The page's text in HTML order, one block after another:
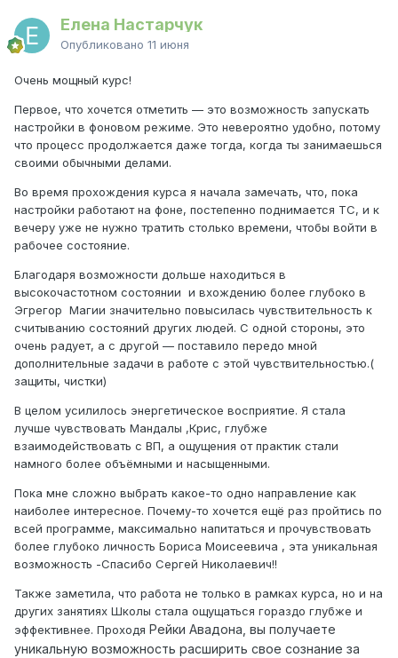
Елена Настарчук
Опубликовано 11 июня
Очень мощный курс!
Первое, что хочется отметить — это возможность запускать
настройки в фоновом режиме. Это невероятно удобно, потому
что процесс продолжается даже тогда, когда ты занимаешься
своими обычными делами.
Во время прохождения курса я начала замечать, что, пока
настройки работают на фоне, постепенно поднимается ТС, и к
вечеру уже не нужно тратить столько времени, чтобы войти в
рабочее состояние.
Благодаря возможности дольше находиться в
высокочастотном состоянии и вхождению более глубоко в
Эгрегор Магии значительно повысилась чувствительность к
считыванию состояний других людей. С одной стороны, это
очень радует, а с другой — поставило передо мной
дополнительные задачи в работе с этой чувствительностью.(
защиты, чистки)
В целом усилилось энергетическое восприятие. Я стала
лучше чувствовать Мандалы ,Крис, глубже
взаимодействовать с ВП, а ощущения от практик стали
намного более объёмными и насыщенными.
Пока мне сложно выбрать какое-то одно направление как
наиболее интересное. Почему-то хочется ещё раз пройтись по
всей программе, максимально напитаться и прочувствовать
более глубоко личность Бориса Моисеевича , эта уникальная
возможность -Спасибо Сергей Николаевич!!
Также заметила, что работа не только в рамках курса, но и на
других занятиях Школы стала ощущаться гораздо глубже и
эффективнее. Проходя Рейки Авадона, вы получаете
уникальную возможность расширить свое сознание за